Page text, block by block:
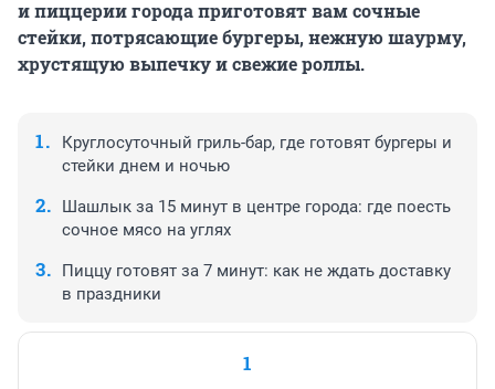
и пиццерии города приготовят вам сочные
стейки, потрясающие бургеры, нежную шаурму,
хрустящую выпечку и свежие роллы.
Круглосуточный гриль-бар, где готовят бургеры и
стейки днем и ночью
Шашлык за 15 минут в центре города: где поесть
сочное мясо на углях
Пиццу готовят за 7 минут: как не ждать доставку
в праздники
1